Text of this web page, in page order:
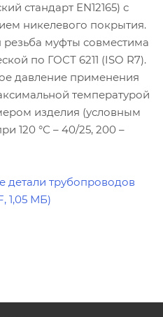
стандарт EN12165) с
никелевого покрытия.
муфты совместима
по ГОСТ 6211 (ISO R7).
давление применения
температурой
изделия (условным
120 °С – 40/25, 200 –
детали трубопроводов
1,05 МБ)